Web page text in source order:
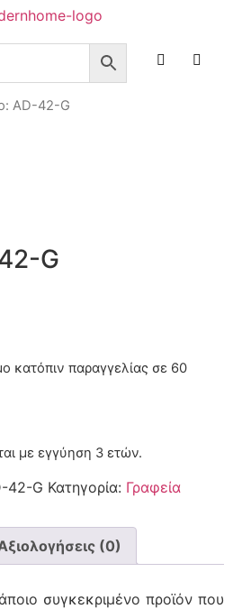
AD-42-G
G
κατόπιν παραγγελίας
με εγγύηση 3 ετών.
42-G Κατηγορία: Γραφεία
(0)
συγκεκριμένο προϊόν που